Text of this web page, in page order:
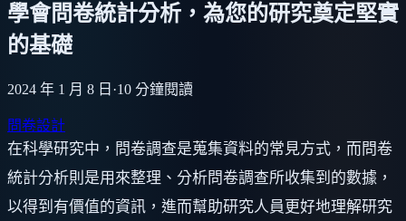
學會問卷統計分析，為您的研究奠定堅實
的基礎
2024 年 1 月 8 日 ·10 分鐘閱讀
問卷設計
在科學研究中，問卷調查是蒐集資料的常見方式，而問卷
統計分析則是用來整理、分析問卷調查所收集到的數據，
以得到有價值的資訊，進而幫助研究人員更好地理解研究